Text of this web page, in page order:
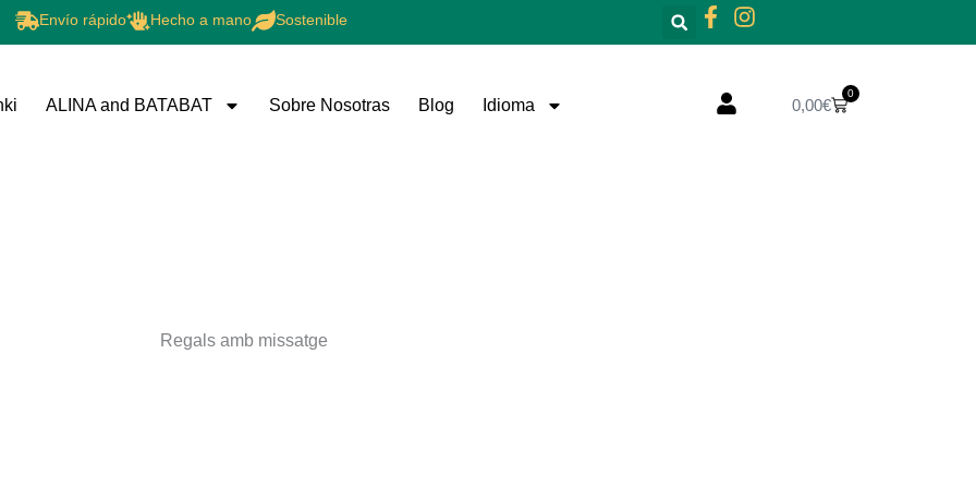
Envío rápido Hecho a mano Sostenible
ALINA and BATABAT Sobre Nosotras Blog Idioma 0,00€
0
Carrito
Regals amb missatge